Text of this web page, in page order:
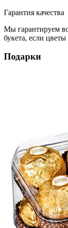
Гарантия качества
Мы гарантируем
букета, если
Подарки